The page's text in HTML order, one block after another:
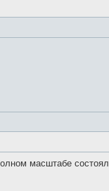
масштабе